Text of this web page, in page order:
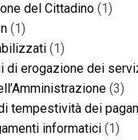
del Cittadino (1)
(1)
(1)
di erogazione dei
(3)
tempestività dei
informatici (1)